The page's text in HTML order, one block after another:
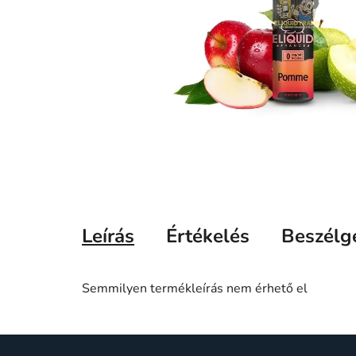
Leírás Értékelés
Semmilyen termékleírás nem érhető el